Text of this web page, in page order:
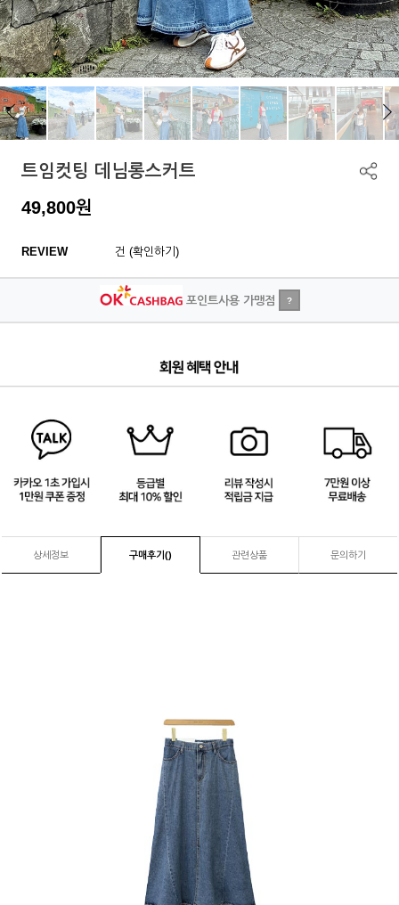
트임컷팅 데님롱스커트
49,800원
REVIEW 건 (확인하기)
포인트사용 가맹점 ?
상세정보 구매후기() 관련상품 문의하기